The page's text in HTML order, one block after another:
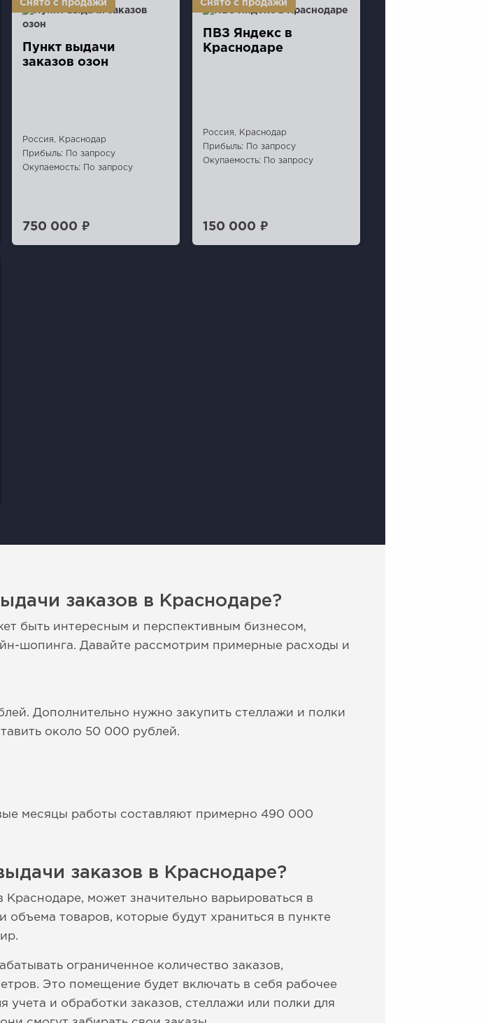
Пункт выдачи
заказов озон
Россия, Краснодар
Прибыль: По запросу
Окупаемость: По запросу
750 000 ₽
ПВЗ Яндекс в
Краснодаре
Россия, Краснодар
Прибыль: По запросу
Окупаемость: По запросу
150 000 ₽
заказов в Краснодаре?
быть интересным и перспективным бизнесом,
шопинга. Давайте рассмотрим примерные расходы и
Дополнительно нужно закупить стеллажи и полки
около 50 000 рублей.
месяцы работы составляют примерно 490 000
заказов в Краснодаре?
может значительно варьироваться в
объема товаров, которые будут храниться в пункте
ограниченное количество заказов,
Это помещение будет включать в себя рабочее
и обработки заказов, стеллажи или полки для